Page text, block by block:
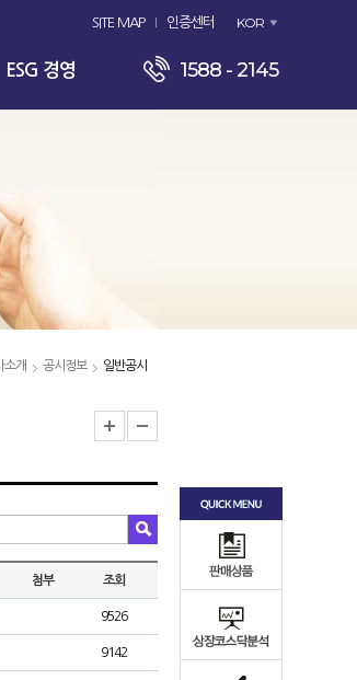
SITE MAP 인증센터 KOR
ESG 경영 1588 - 2145
소개 공시정보 일반공시
첨부 조회
9526
9142